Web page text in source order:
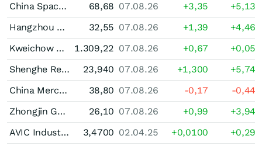
China Spacesat (A)
68,68 07.08.26 +3,35
+5,13
Hangzhou Silan Microelectronics (A)
32,55 07.08.26 +1,39
+4,46
Kweichow Moutai Registered (A)
1.309,22 07.08.26 +0,67
+0,05
Shenghe Resources Holding (A)
23,940 07.08.26 +1,300
+5,74
China Merchants Bank (A)
38,80 07.08.26 -0,17
-0,44
Zhongjin Gold (A)
26,10 07.08.26 +0,99
+3,94
AVIC Industry-Finance Holdings Ltd. Registered (A)
3,4700 02.04.25 +0,0100
+0,29